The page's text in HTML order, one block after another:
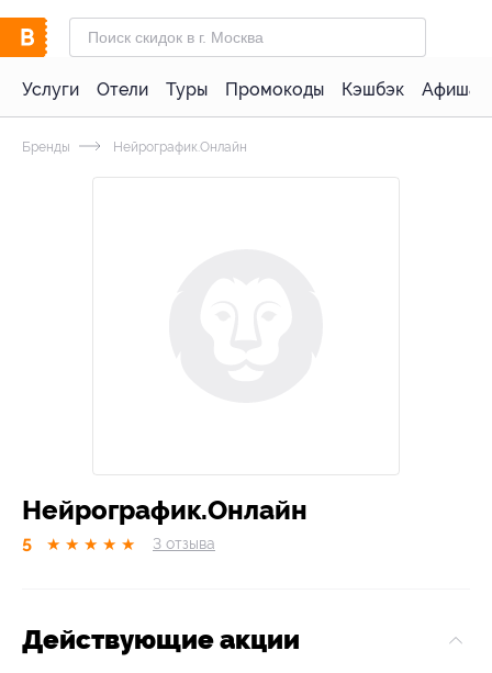
Услуги Отели Туры Промокоды Кэшбэк Афиша
Бренды Нейрографик.Онлайн
Нейрографик.Онлайн
5 ★ ★ ★ ★ ★ 3 отзывa
Действующие акции